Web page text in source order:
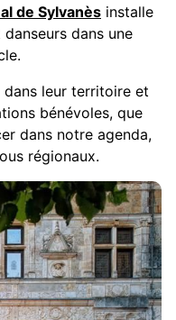
de Sylvanès installe
dans une
leur territoire et
bénévoles, que
dans notre agenda,
régionaux.